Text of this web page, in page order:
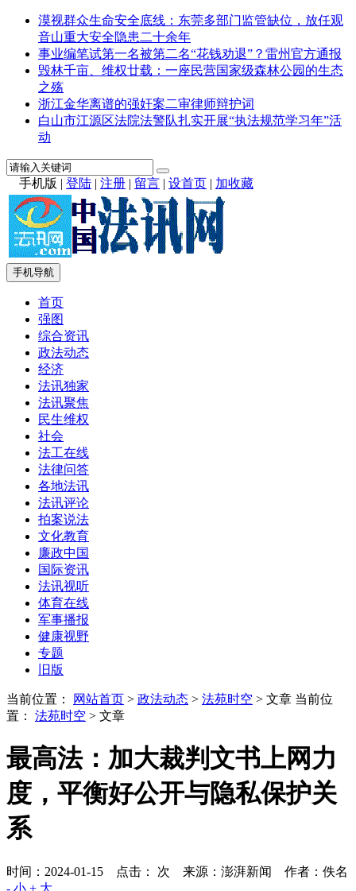
漠视群众生命安全底线：东莞多部门监管缺位，放任观
音山重大安全隐患二十余年
事业编笔试第一名被第二名“花钱劝退”？雷州官方通报
毁林千亩、维权廿载：一座民营国家级森林公园的生态
之殇
浙江金华离谱的强奸案二审律师辩护词
白山市江源区法院法警队扎实开展“执法规范学习年”活
动
手机版 | 登陆 | 注册 | 留言 | 设首页 | 加收藏
手机导航
首页
强图
综合资讯
政法动态
经济
法讯独家
法讯聚焦
民生维权
社会
法工在线
法律问答
各地法讯
法讯评论
拍案说法
文化教育
廉政中国
国际资讯
法讯视听
体育在线
军事播报
健康视野
专题
旧版
当前位置： 网站首页 > 政法动态 > 法苑时空 > 文章 当前位
置： 法苑时空 > 文章
最高法：加大裁判文书上网力
度，平衡好公开与隐私保护关
系
时间：2024-01-15 点击： 次 来源：澎湃新闻 作者：佚名
- 小 + 大